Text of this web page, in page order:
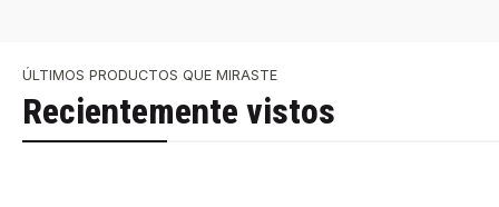
ÚLTIMOS PRODUCTOS QUE MIRASTE
Recientemente vistos